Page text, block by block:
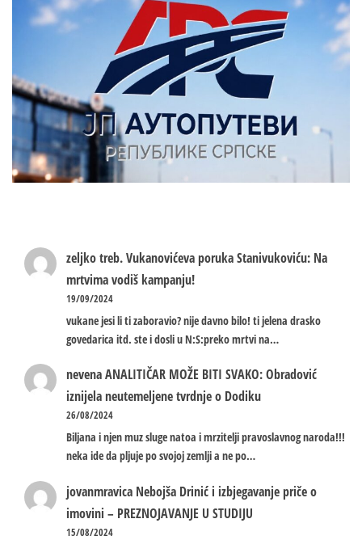
zeljko treb.Vukanovićeva poruka Stanivukoviću: Na
mrtvima vodiš kampanju!
19/09/2024
vukane jesi li ti zaboravio? nije davno bilo! ti jelena drasko
govedarica itd. ste i dosli u N:S:preko mrtvi na…
nevenaANALITIČAR MOŽE BITI SVAKO: Obradović
iznijela neutemeljene tvrdnje o Dodiku
26/08/2024
Biljana i njen muz sluge natoa i mrzitelji pravoslavnog naroda!!!
neka ide da pljuje po svojoj zemlji a ne po…
jovanmravica Nebojša Drinić i izbjegavanje priče o
imovini – PREZNOJAVANJE U STUDIJU
15/08/2024